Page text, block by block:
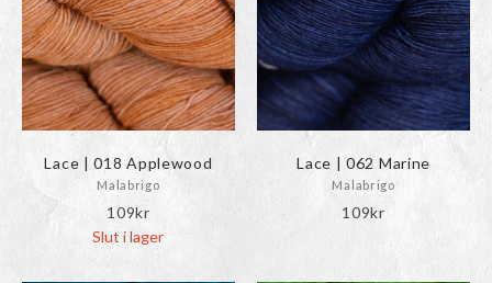
Lace | 018 Applewood
Malabrigo
109kr
Slut i lager
Lace | 062 Marine
Malabrigo
109kr